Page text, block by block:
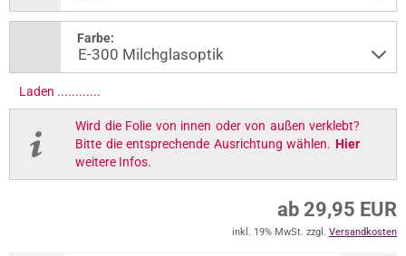
Farbe:
Laden .............
Wird die Folie von innen oder von außen verklebt?
Bitte die entsprechende Ausrichtung wählen. Hier
weitere Infos.
ab 29,95 EUR
inkl. 19% MwSt. zzgl. Versandkosten